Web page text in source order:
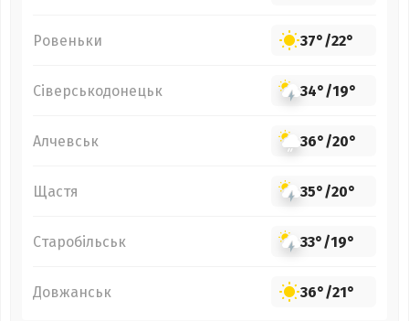
Ровеньки 37°/22°
Сіверськодонецьк 34°/19°
Алчевськ 36°/20°
Щастя 35°/20°
Старобільськ 33°/19°
Довжанськ 36°/21°